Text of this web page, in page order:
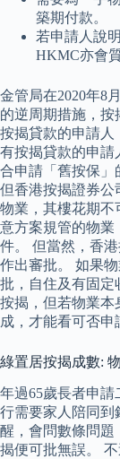
築期付款。
若申請人說
HKMC亦會
金管局在2020年8
的逆周期措施，按
按揭貸款的申請人
有按揭貸款的申請
合申請「舊按保」
但香港按揭證券公
物業，其樓花期不
意方案規管的物業
件。 但當然，香
作出審批。 如果
批，自住及有固定
按揭，但若物業本
成，才能看可否申
綠置居按揭成數:
年過65歲長者申
行需要家人陪同到
醒，會問數條問題
揭便可批無誤。